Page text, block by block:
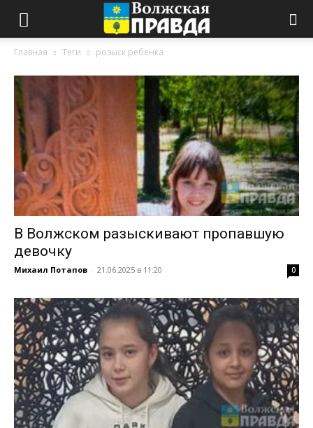
Главная Теги розыск ребенка
В Волжском разыскивают пропавшую
девочку
Михаил Потапов - 21.06.2025 в 11:20 0